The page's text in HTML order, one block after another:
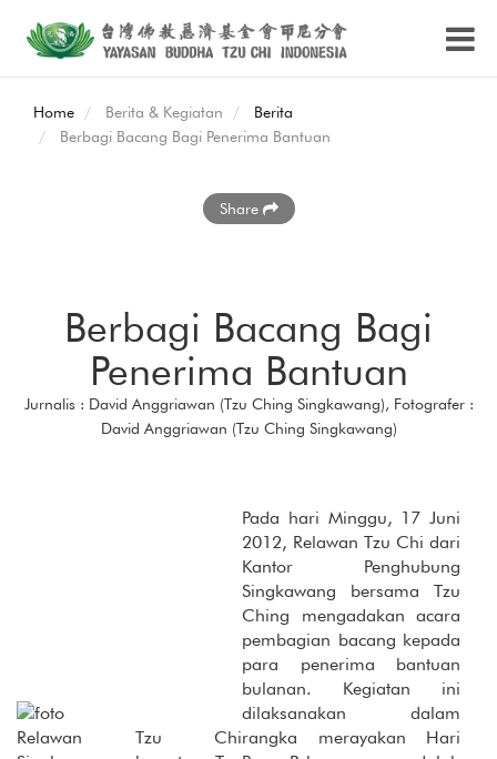
Home Berita & Kegiatan
Berita
Berbagi Bacang Bagi Penerima Bantuan
Share
Berbagi Bacang Bagi
Penerima Bantuan
Jurnalis : David Anggriawan (Tzu Ching Singkawang), Fotografer :
David Anggriawan (Tzu Ching Singkawang)
Relawan Tzu Chi
Pada hari Minggu, 17 Juni
2012, Relawan Tzu Chi dari
Kantor Penghubung
Singkawang bersama Tzu
Ching mengadakan acara
pembagian bacang kepada
para penerima bantuan
bulanan. Kegiatan ini
dilaksanakan dalam
rangka merayakan Hari